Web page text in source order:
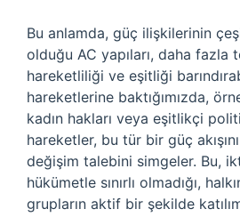
Bu anlamda, güç ilişkilerinin
olduğu AC yapıları, daha fazla
hareketliliği ve eşitliği
hareketlerine baktığımızda,
kadın hakları veya eşitlikçi
hareketler, bu tür bir güç
değişim talebini simgeler. Bu,
hükümetle sınırlı olmadığı,
grupların aktif bir şekilde